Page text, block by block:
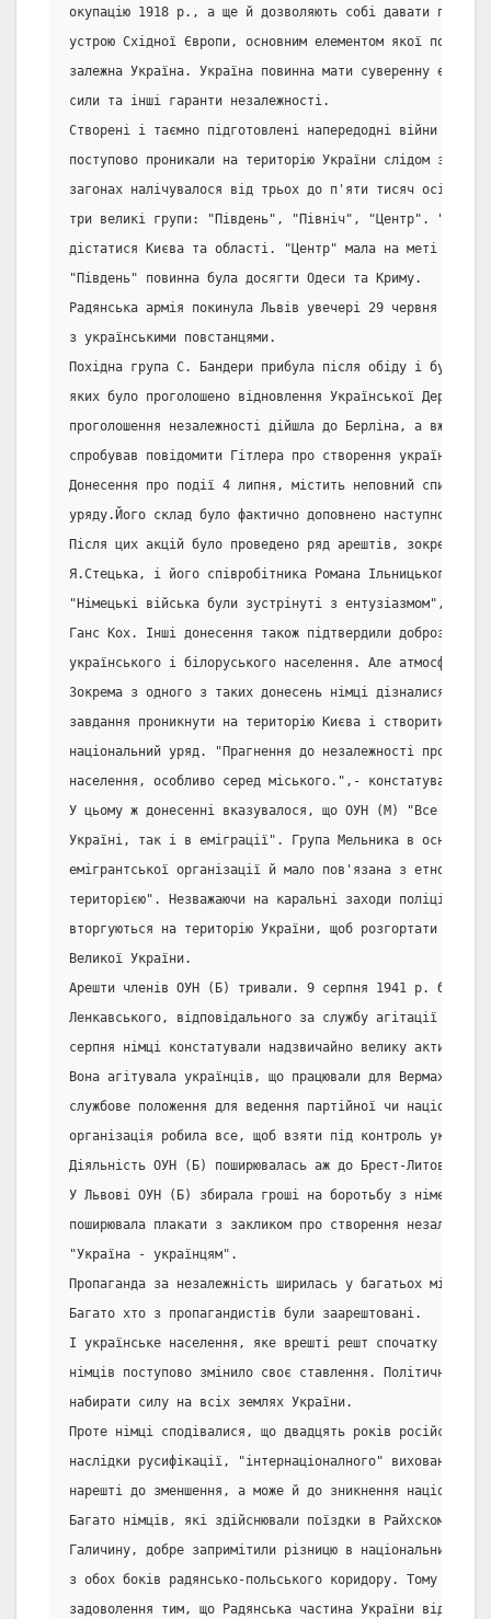
окупацію 1918 р., а ще й дозволяють собі давати поради
устрою Східної Європи, основним елементом якої
залежна Україна. Україна повинна мати суверенну
сили та інші гаранти незалежності.
Створені і таємно підготовлені напередодні війни
поступово проникали на територію України слідом за
загонах налічувалося від трьох до п'яти тисяч осіб,
три великі групи: "Південь", "Північ", "Центр".
дістатися Києва та області. "Центр" мала на меті
"Південь" повинна була досягти Одеси та Криму.
Радянська армія покинула Львів увечері 29 червня після
з українськими повстанцями.
Похідна група С. Бандери прибула після обіду і були
яких було проголошено відновлення Української
проголошення незалежності дійшла до Берліна, а вже 3
спробував повідомити Гітлера про створення
Донесення про події 4 липня, містить неповний список
уряду.Його склад було фактично доповнено наступного
Після цих акцій було проведено ряд арештів, зокрема
Я.Стецька, і його співробітника Романа Ільницького.
"Німецькі війська були зустрінуті з ентузіазмом",-
Ганс Кох. Інші донесення також підтвердили
українського і білоруського населення. Але атмосфера
Зокрема з одного з таких донесень німці дізналися, що
завдання проникнути на територію Києва і створити там
національний уряд. "Прагнення до незалежності
населення, особливо серед міського.",- констатувалося
У цьому ж донесенні вказувалося, що ОУН (М) "Все
Україні, так і в еміграції". Група Мельника в
емігрантської організації й мало пов'язана з
територією". Незважаючи на каральні заходи поліції
вторгуються на територію України, щоб розгортати там
Великої України.
Арешти членів ОУН (Б) тривали. 9 серпня 1941 р. було
Ленкавського, відповідального за службу агітації
серпня німці констатували надзвичайно велику
Вона агітувала українців, що працювали для Вермахту
службове положення для ведення партійної чи
організація робила все, щоб взяти під контроль
Діяльність ОУН (Б) поширювалась аж до Брест-Литовська
У Львові ОУН (Б) збирала гроші на боротьбу з
поширювала плакати з закликом про створення
"Україна - українцям".
Пропаганда за незалежність ширилась у багатьох містах
Багато хто з пропагандистів були заарештовані.
І українське населення, яке врешті решт спочатку
німців поступово змінило своє ставлення. Політична
набирати силу на всіх землях України.
Проте німці сподівалися, що двадцять років російсько-
наслідки русифікації, "інтернаціоналного" виховання,
нарешті до зменшення, а може й до зникнення
Багато німців, які здійснювали поїздки в
Галичину, добре запримітили різницю в національних
з обох боків радянсько-польського коридору. Тому вони
задоволення тим, що Радянська частина України